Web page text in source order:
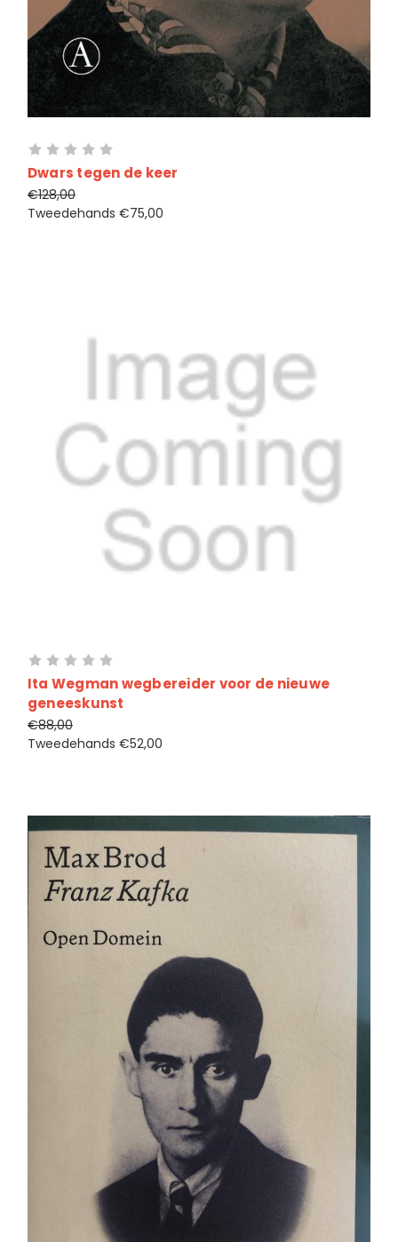
Dwars tegen de keer
€128,00
Tweedehands €75,00
Ita Wegman wegbereider voor de nieuwe
geneeskunst
€88,00
Tweedehands €52,00